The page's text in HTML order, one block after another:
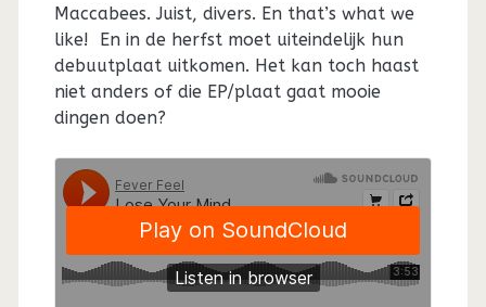
Maccabees. Juist, divers. En that’s what we
like! En in de herfst moet uiteindelijk hun
debuutplaat uitkomen. Het kan toch haast
niet anders of die EP/plaat gaat mooie
dingen doen?